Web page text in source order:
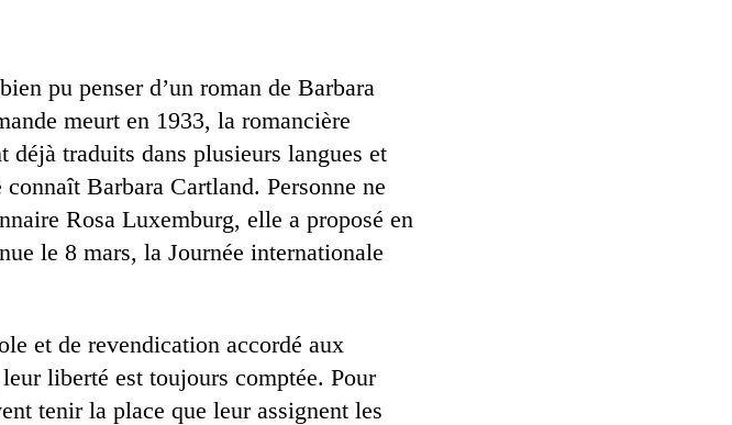
pu penser d’un roman de Barbara
meurt en 1933, la romancière
déjà traduits dans plusieurs langues et
Barbara Cartland. Personne ne
Rosa Luxemburg, elle a proposé en
le 8 mars, la Journée internationale
et de revendication accordé aux
liberté est toujours comptée. Pour
tenir la place que leur assignent les